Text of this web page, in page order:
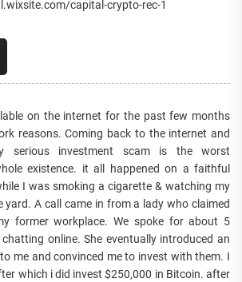
capital-crypto-rec-1
on the internet for the past few months
reasons. Coming back to the internet and
serious investment scam is the worst
existence. it all happened on a faithful
I was smoking a cigarette & watching my
yard. A call came in from a lady who claimed
former workplace. We spoke for about 5
online. She eventually introduced an
me and convinced me to invest with them. I
which i did invest $250,000 in Bitcoin. after